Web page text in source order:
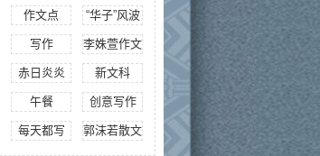
作文点 “华子”风波
写作 李姝萱作文
赤日炎炎 新文科
午餐 创意写作
每天都写 郭沫若散文